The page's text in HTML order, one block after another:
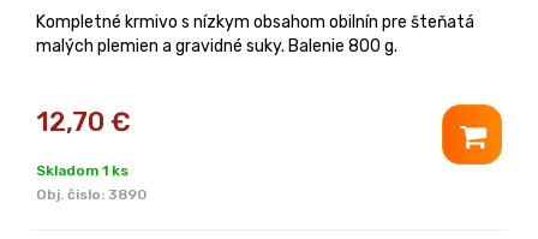
Kompletné krmivo s nízkym obsahom obilnín pre šteňatá
malých plemien a gravidné suky. Balenie 800 g.
12,70 €
Skladom 1 ks
Obj. čislo: 3890